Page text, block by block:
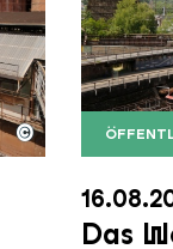
Hütte mit
Hütte |
©
Der
Das